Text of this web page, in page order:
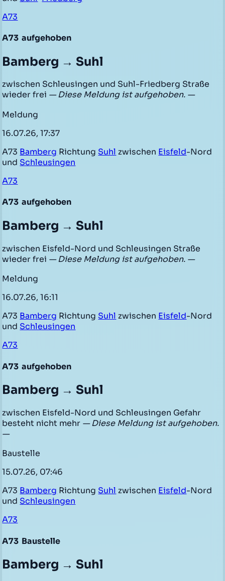
A73
A73 aufgehoben
Bamberg → Suhl
zwischen Schleusingen und Suhl-Friedberg Straße
wieder frei — Diese Meldung ist aufgehoben. —
Meldung
16.07.26, 17:37
A73 Bamberg Richtung Suhl zwischen Eisfeld-Nord
und Schleusingen
A73
A73 aufgehoben
Bamberg → Suhl
zwischen Eisfeld-Nord und Schleusingen Straße
wieder frei — Diese Meldung ist aufgehoben. —
Meldung
16.07.26, 16:11
A73 Bamberg Richtung Suhl zwischen Eisfeld-Nord
und Schleusingen
A73
A73 aufgehoben
Bamberg → Suhl
zwischen Eisfeld-Nord und Schleusingen Gefahr
besteht nicht mehr — Diese Meldung ist aufgehoben.
—
Baustelle
15.07.26, 07:46
A73 Bamberg Richtung Suhl zwischen Eisfeld-Nord
und Schleusingen
A73
A73 Baustelle
Bamberg → Suhl